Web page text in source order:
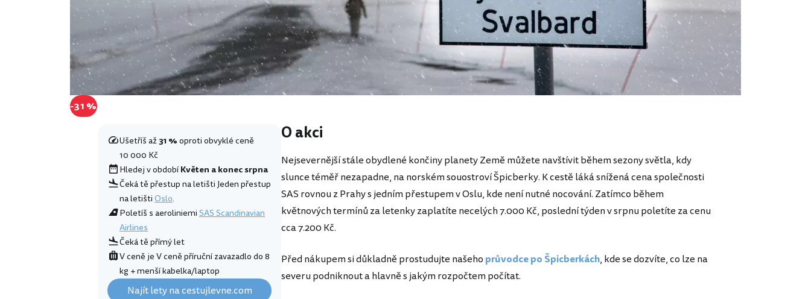
-31 %
Ušetříš až31 %oproti obvyklé ceně
10 000 Kč
Hledej v obdobíKvěten a konec srpna
Čeká tě přestup na letišti Jeden přestup
na letištiOslo.
Poletíš s aeroliniemiSAS Scandinavian
Airlines
Čeká tě přímý let
V ceně je V ceně příruční zavazadlo do 8
kg + menší kabelka/laptop
Najít lety na cestujlevne.com
O akci
Nejsevernější stále obydlené končiny planety Země můžete navštívit během sezony světla, kdy
slunce téměř nezapadne, na norském souostroví Špicberky. K cestě láká snížená cena společnosti
SAS rovnou z Prahy s jedním přestupem v Oslu, kde není nutné nocování. Zatímco během
květnových termínů za letenky zaplatíte necelých 7.000 Kč, poslední týden v srpnu poletíte za cenu
cca 7.200 Kč.
Před nákupem si důkladně prostudujte našeho průvodce po Špicberkách, kde se dozvíte, co lze na
severu podniknout a hlavně s jakým rozpočtem počítat.